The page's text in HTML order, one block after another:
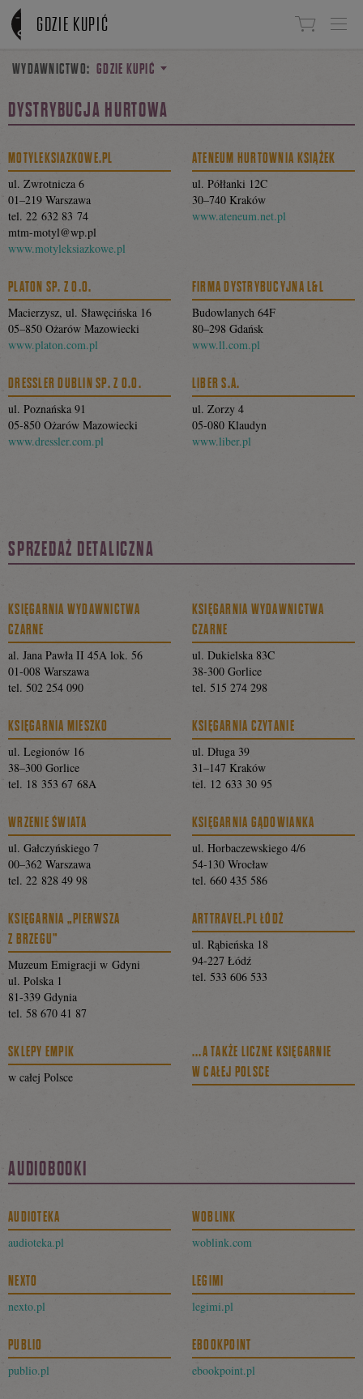
Linki do przejścia
GDZIE KUPIĆ
WYDAWNICTWO: GDZIE KUPIĆ
DYSTRYBUCJA HURTOWA
MOTYLEKSIAZKOWE.PL
ul. Zwrotnicza 6
01–219 Warszawa
tel. 22 632 83 74
mtm-motyl@wp.pl
www.motyleksiazkowe.pl
ATENEUM HURTOWNIA KSIĄŻEK
ul. Półłanki 12C
30–740 Kraków
www.ateneum.net.pl
PLATON SP. Z O.O.
Macierzysz, ul. Sławęcińska 16
05–850 Ożarów Mazowiecki
www.platon.com.pl
FIRMA DYSTRYBUCYJNA L&L
Budowlanych 64F
80–298 Gdańsk
www.ll.com.pl
DRESSLER DUBLIN SP. Z O.O.
ul. Poznańska 91
05-850 Ożarów Mazowiecki
www.dressler.com.pl
LIBER S.A.
ul. Zorzy 4
05-080 Klaudyn
www.liber.pl
SPRZEDAŻ DETALICZNA
KSIĘGARNIA WYDAWNICTWA
CZARNE
al. Jana Pawła II 45A lok. 56
01-008 Warszawa
tel. 502 254 090
KSIĘGARNIA WYDAWNICTWA
CZARNE
ul. Dukielska 83C
38-300 Gorlice
tel. 515 274 298
KSIĘGARNIA MIESZKO
ul. Legionów 16
38–300 Gorlice
tel. 18 353 67 68A
KSIĘGARNIA CZYTANIE
ul. Długa 39
31–147 Kraków
tel. 12 633 30 95
WRZENIE ŚWIATA
ul. Gałczyńskiego 7
00–362 Warszawa
tel. 22 828 49 98
KSIĘGARNIA GĄDOWIANKA
ul. Horbaczewskiego 4/6
54-130 Wrocław
tel. 660 435 586
KSIĘGARNIA „PIERWSZA
Z BRZEGU”
Muzeum Emigracji w Gdyni
ul. Polska 1
81-339 Gdynia
tel. 58 670 41 87
ARTTRAVEL.PL ŁÓDŹ
ul. Rąbieńska 18
94-227 Łódź
tel. 533 606 533
SKLEPY EMPIK
w całej Polsce
...A TAKŻE LICZNE KSIĘGARNIE
W CAŁEJ POLSCE
AUDIOBOOKI
AUDIOTEKA
audioteka.pl
WOBLINK
woblink.com
NEXTO
nexto.pl
LEGIMI
legimi.pl
PUBLIO
publio.pl
EBOOKPOINT
ebookpoint.pl